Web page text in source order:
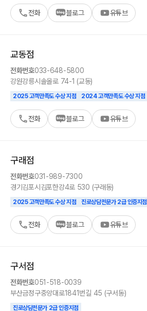
전화 블로그 유튜브
교동점
전화번호033-648-5800
강원강릉시 솔올로 74-1 (교동)
2025 고객만족도 수상 지점 2024 고객만족도 수상 지점
전화 블로그 유튜브
구래점
전화번호031-989-7300
경기 김포시 김포한강4로 530 (구래동)
2025 고객만족도 수상 지점 진로상담전문가 2급 인증지점
전화 블로그 유튜브
구서점
전화번호051-518-0039
부산금정구중앙대로1841번길 45 (구서동)
진로상담전문가 2급 인증지점